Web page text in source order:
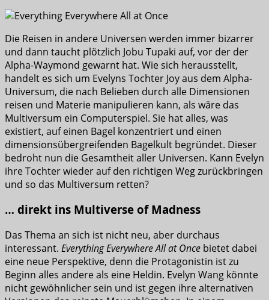
Die Reisen in andere Universen werden immer bizarrer
und dann taucht plötzlich Jobu Tupaki auf, vor der der
Alpha-Waymond gewarnt hat. Wie sich herausstellt,
handelt es sich um Evelyns Tochter Joy aus dem Alpha-
Universum, die nach Belieben durch alle Dimensionen
reisen und Materie manipulieren kann, als wäre das
Multiversum ein Computerspiel. Sie hat alles, was
existiert, auf einen Bagel konzentriert und einen
dimensionsübergreifenden Bagelkult begründet. Dieser
bedroht nun die Gesamtheit aller Universen. Kann Evelyn
ihre Tochter wieder auf den richtigen Weg zurückbringen
und so das Multiversum retten?
… direkt ins Multiverse of Madness
Das Thema an sich ist nicht neu, aber durchaus
interessant. Everything Everywhere All at Once bietet dabei
eine neue Perspektive, denn die Protagonistin ist zu
Beginn alles andere als eine Heldin. Evelyn Wang könnte
nicht gewöhnlicher sein und ist gegen ihre alternativen